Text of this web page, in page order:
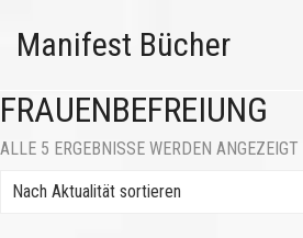
Manifest Bücher
FRAUENBEFREIUNG
ALLE 5 ERGEBNISSE WERDEN ANGEZEIGT
Nach Aktualität sortieren